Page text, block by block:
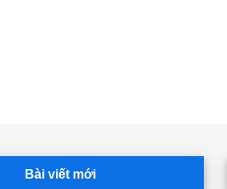
Bài viết mới